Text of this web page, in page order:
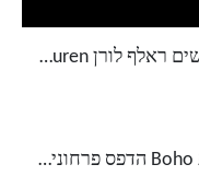
חולצת פולו קלאסית לנשים ראלף לורן Ralph Lauren
Aachoae שיפון שמלות Boho הדפס פרחוני נשים V צוואר V שמלת גלישה ארוכה אלגנטית קיץ שרוול קצר שמלת חוף מקרית